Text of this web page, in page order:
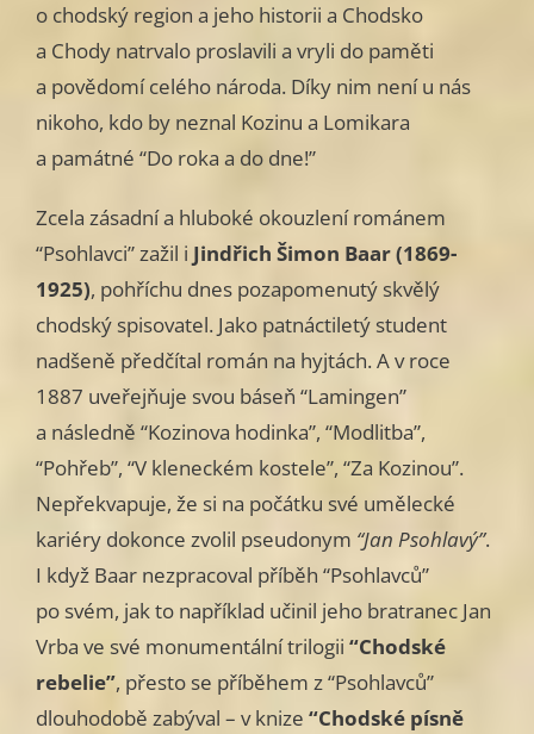
o chodský region a jeho historii a Chodsko
a Chody natrvalo proslavili a vryli do paměti
a povědomí celého národa. Díky nim není u nás
nikoho, kdo by neznal Kozinu a Lomikara
a památné “Do roka a do dne!”
Zcela zásadní a hluboké okouzlení románem
“Psohlavci” zažil i Jindřich Šimon Baar (1869-
1925), pohříchu dnes pozapomenutý skvělý
chodský spisovatel. Jako patnáctiletý student
nadšeně předčítal román na hyjtách. A v roce
1887 uveřejňuje svou báseň “Lamingen”
a následně “Kozinova hodinka”, “Modlitba”,
“Pohřeb”, “V kleneckém kostele”, “Za Kozinou”.
Nepřekvapuje, že si na počátku své umělecké
kariéry dokonce zvolil pseudonym “Jan Psohlavý”.
I když Baar nezpracoval příběh “Psohlavců”
po svém, jak to například učinil jeho bratranec Jan
Vrba ve své monumentální trilogii “Chodské
rebelie”, přesto se příběhem z “Psohlavců”
dlouhodobě zabýval – v knize “Chodské písně